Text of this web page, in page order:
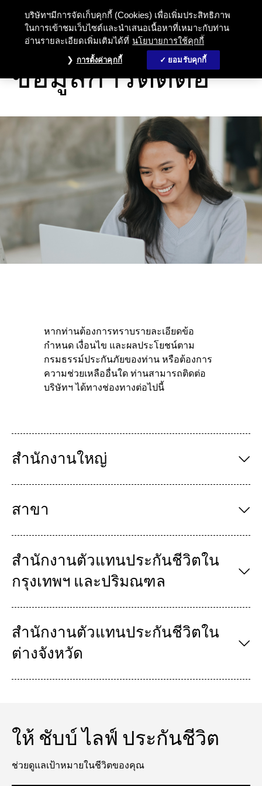
ข้อมูลการติดต่อ - ชับบ์ ไลฟ์ ประกัน
ข้อมูลการติดต่อ
หากท่านต้องการทราบรายละเอียดข้อ
กำหนด เงื่อนไข และผลประโยชน์ตาม
กรมธรรม์ประกันภัยของท่าน หรือต้องการ
ความช่วยเหลืออื่นใด ท่านสามารถติดต่อ
บริษัทฯ ได้ทางช่องทางต่อไปนี้
สํานักงานใหญ่
สาขา
สํานักงานตัวแทนประกันชีวิตใน
กรุงเทพฯ และปริมณฑล
สำนักงานตัวแทนประกันชีวิตใน
ต่างจังหวัด
ให้ ชับบ์ ไลฟ์ ประกันชีวิต
ช่วยดูแลเป้าหมายในชีวิตของคุณ
บริษัทฯมีการจัดเก็บคุกกี้ (Cookies) เพื่อเพิ่มประสิทธิภาพ
ในการเข้าชมเว็บไซต์และนำเสนอเนื้อหาที่เหมาะกับท่าน
อ่านรายละเอียดเพิ่มเติมได้ที่ นโยบายการใช้คุกกี้
การตั้งค่าคุกกี้ ยอมรับคุกกี้